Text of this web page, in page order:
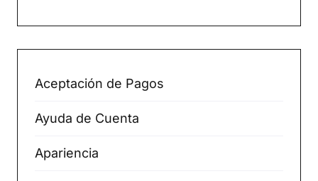
Aceptación de Pagos
Ayuda de Cuenta
Apariencia